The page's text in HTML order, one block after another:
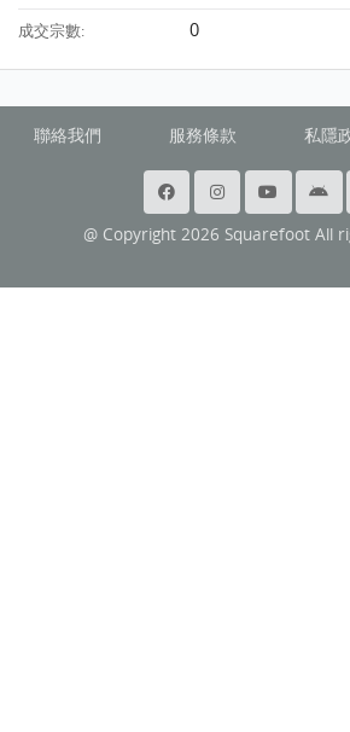
成交宗數: 0
聯絡我們 服務條款 私隱
@ Copyright 2026 Squarefoot All